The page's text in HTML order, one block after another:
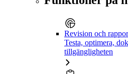
Revision och
Testa, optimera,
tillgängligheten